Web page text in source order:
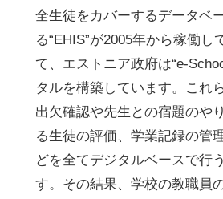
全生徒をカバーするデータベ
る“EHIS”が2005年から稼働し
て、エストニア政府は“e-
タルを構築しています。これ
出欠確認や先生との宿題のや
る生徒の評価、学業記録の管
どを全てデジタルベースで行
す。その結果、学校の教職員